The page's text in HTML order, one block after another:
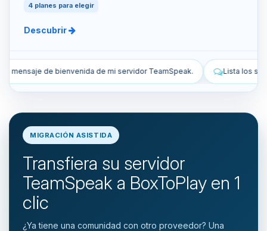
4 planes para elegir
Descubrir
TeamSpeak. Lista los snapshots manuales y automáticos de
MIGRACIÓN ASISTIDA
Transfiera su servidor
TeamSpeak a BoxToPlay en 1
clic
¿Ya tiene una comunidad con otro proveedor? Una